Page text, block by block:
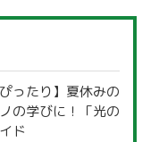
ったり】夏休みの
の学びに！「光の
ド